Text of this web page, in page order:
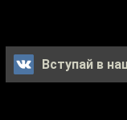
Вступай в